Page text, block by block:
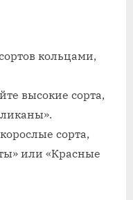
кольцами,
высокие сорта,
сорта,
или «Красные